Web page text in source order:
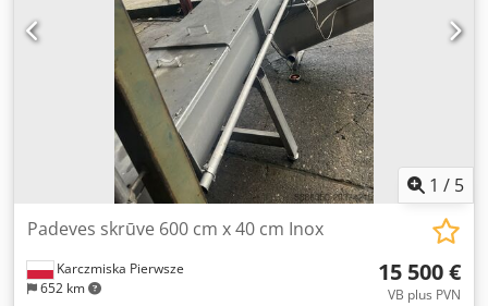
1 / 5
Karczmiska Pierwsze
652 km
Padeves skrūve 600 cm x 40 cm Inox
15 500 €
VB plus PVN